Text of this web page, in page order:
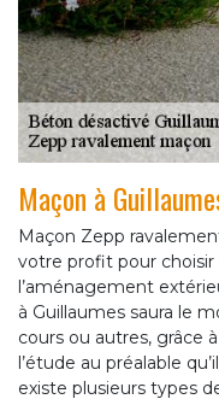
Maçon à
Maçon Zepp
votre profit pour choisir
l’aménagement
à Guillaumes saura le
cours ou autres, grâce
l’étude au préalable
existe plusieurs types